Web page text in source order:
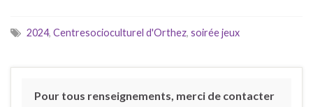
2024, Centresocioculturel d'Orthez, soirée jeux
Pour tous renseignements, merci de contacter